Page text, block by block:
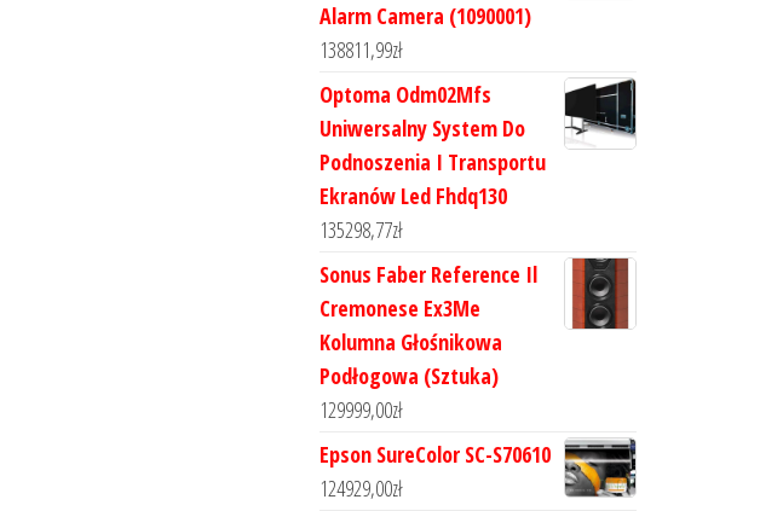
Alarm Camera (1090001)
138811,99zł
Optoma Odm02Mfs
Uniwersalny System Do
Podnoszenia I Transportu
Ekranów Led Fhdq130
135298,77zł
Sonus Faber Reference Il
Cremonese Ex3Me
Kolumna Głośnikowa
Podłogowa (Sztuka)
129999,00zł
Epson SureColor SC-S70610
124929,00zł